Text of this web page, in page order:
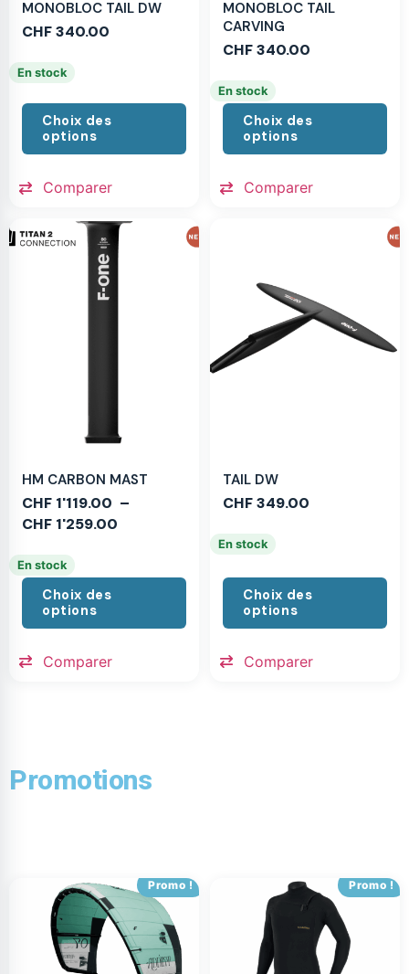
MONOBLOC TAIL DW
CHF340.00
En stock
Choix des
options
Comparer
MONOBLOC TAIL
CARVING
CHF340.00
En stock
Choix des
options
Comparer
HM CARBON MAST
CHF 1'119.00 –
CHF 1'259.00
En stock
Choix des
options
Comparer
TAIL DW
CHF349.00
En stock
Choix des
options
Comparer
Promotions
Promo ! Promo !